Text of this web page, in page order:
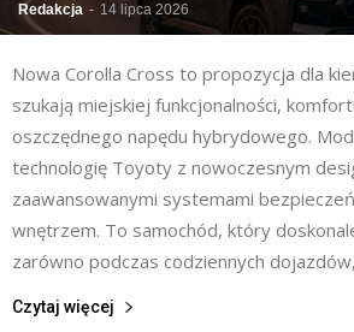
Redakcja - 14 lipca 2026
Nowa Corolla Cross to propozycja dla
szukają miejskiej funkcjonalności,
oszczędnego napędu hybrydowego.
technologię Toyoty z nowoczesnym
zaawansowanymi systemami
wnętrzem. To samochód, który
zarówno podczas codziennych
Czytaj więcej